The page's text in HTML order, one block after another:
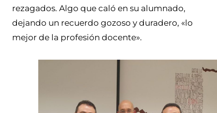
rezagados. Algo que caló en su alumnado,
dejando un recuerdo gozoso y duradero, «lo
mejor de la profesión docente».